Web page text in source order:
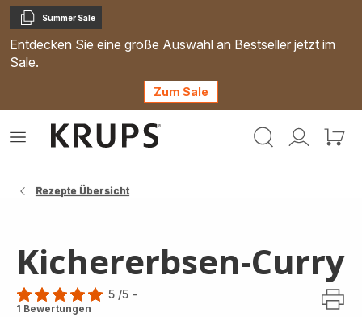
Kopieren
Summer Sale
Entdecken Sie eine große Auswahl an Bestseller jetzt im
Sale.
Zum Sale
Mein
Mein
Das
Rezepte Übersicht
Kichererbsen-Curry
Bewertung
5 /5 -
1 Bewertungen